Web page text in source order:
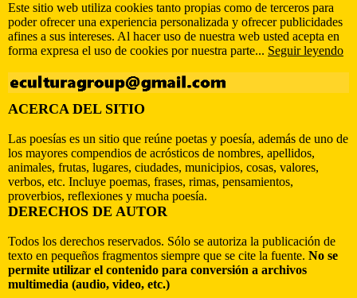
Este sitio web utiliza cookies tanto propias como de terceros para
poder ofrecer una experiencia personalizada y ofrecer publicidades
afines a sus intereses. Al hacer uso de nuestra web usted acepta en
forma expresa el uso de cookies por nuestra parte... Seguir leyendo
ACERCA DEL SITIO
Las poesías es un sitio que reúne poetas y poesía, además de uno de
los mayores compendios de acrósticos de nombres, apellidos,
animales, frutas, lugares, ciudades, municipios, cosas, valores,
verbos, etc. Incluye poemas, frases, rimas, pensamientos,
proverbios, reflexiones y mucha poesía.
DERECHOS DE AUTOR
Todos los derechos reservados. Sólo se autoriza la publicación de
texto en pequeños fragmentos siempre que se cite la fuente. No se
permite utilizar el contenido para conversión a archivos
multimedia (audio, video, etc.)